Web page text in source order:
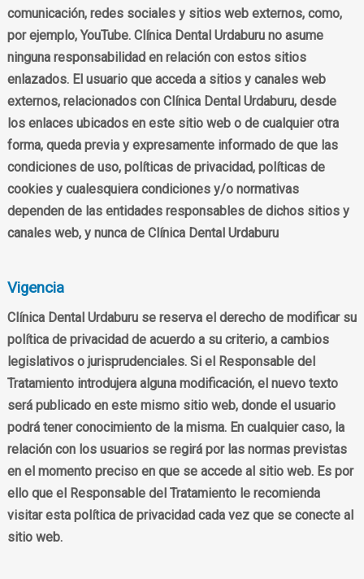
comunicación, redes sociales y sitios web externos, como,
por ejemplo, YouTube. Clínica Dental Urdaburu no asume
ninguna responsabilidad en relación con estos sitios
enlazados. El usuario que acceda a sitios y canales web
externos, relacionados con Clínica Dental Urdaburu, desde
los enlaces ubicados en este sitio web o de cualquier otra
forma, queda previa y expresamente informado de que las
condiciones de uso, políticas de privacidad, políticas de
cookies y cualesquiera condiciones y/o normativas
dependen de las entidades responsables de dichos sitios y
canales web, y nunca de Clínica Dental Urdaburu
Vigencia
Clínica Dental Urdaburu se reserva el derecho de modificar su
política de privacidad de acuerdo a su criterio, a cambios
legislativos o jurisprudenciales. Si el Responsable del
Tratamiento introdujera alguna modificación, el nuevo texto
será publicado en este mismo sitio web, donde el usuario
podrá tener conocimiento de la misma. En cualquier caso, la
relación con los usuarios se regirá por las normas previstas
en el momento preciso en que se accede al sitio web. Es por
ello que el Responsable del Tratamiento le recomienda
visitar esta política de privacidad cada vez que se conecte al
sitio web.